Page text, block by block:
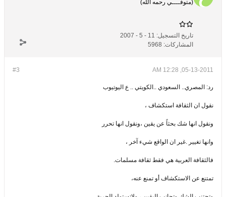
(متوفــــي رحمه الله)
تاريخ التسجيل: 11 - 5 - 2007
المشاركات: 5968
#3 05-13-2011, 12:28 AM
رد: المصري.. السعودي ..الكويتي .. ع اليوتيوب
نقول ان الثقافة استكشاف ،
ونقول انها شك بحثاً عن يقين ،ونقول انها تحرر
وانها تغيير .غير ان الواقع شيء آخر ،
فالثقافة العربية هي فقط ثقافة مسلمات.
تمتنع عن الاستكشاف أو تمنع عنه،